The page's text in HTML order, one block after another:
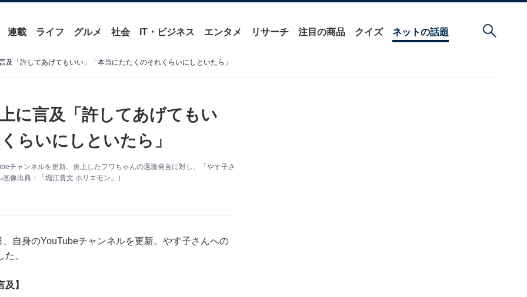
連載 ライフ グルメ 社会 IT・ビジネス エンタメ リサーチ 注目の商品 クイズ ネットの話題
及「許してあげてもいい」「本当にたたくのそれくらいにしといたら」
に言及「許してあげてもい
らいにしといたら」
チャンネルを更新。炎上したフワちゃんの過激発言に対し、「やす子さ
像出典：「堀江貴文 ホリエモン」）
自身のYouTubeチャンネルを更新。やす子さんへの
。
】